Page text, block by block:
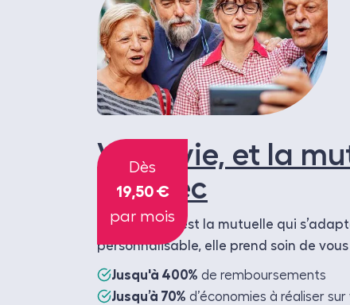
Dès
19,50 €
par mois
Votre vie, et la
va avec
Santé senior est la mutuelle qui
personnalisable, elle prend soin de
Jusqu'à 400% de remboursements
Jusqu’à 70% d’économies à réaliser